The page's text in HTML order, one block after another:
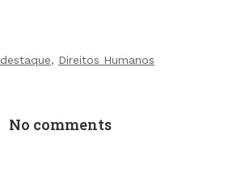
destaque, Direitos Humanos
No comments